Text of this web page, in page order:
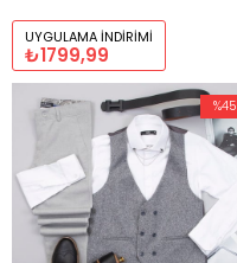
UYGULAMA İNDIRIMI
₺1799,99
%45